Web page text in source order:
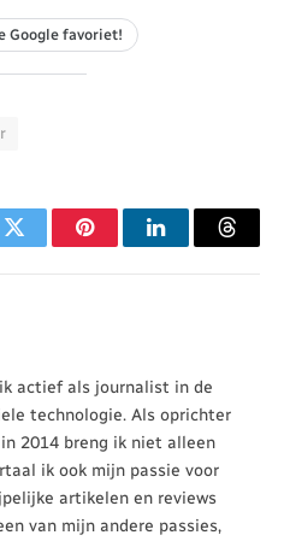
Google favoriet!
Twitter PinterestLinkedIn
actief als journalist in de
technologie. Als oprichter
2014 breng ik niet alleen
ik ook mijn passie voor
artikelen en reviews
van mijn andere passies,